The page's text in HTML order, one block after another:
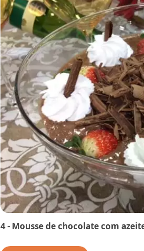
4 - Mousse de chocolate com